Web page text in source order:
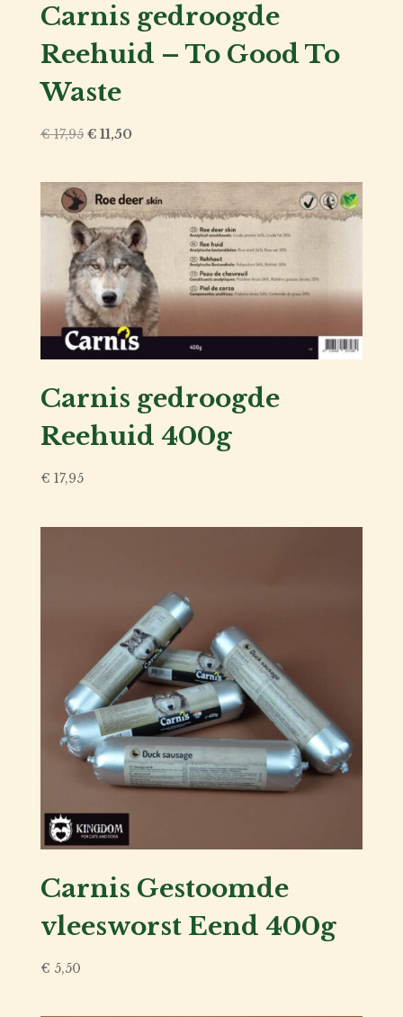
Over
ons
Account
Carnis gedroogde
Reehuid – To Good To
Waste
€17,95 Oorspronkelijke
€ 17,95.
€11,50Huidige
€ 11,50.
Carnis gedroogde
Reehuid 400g
€ 17,95
Carnis Gestoomde
vleesworst Eend 400g
€ 5,50